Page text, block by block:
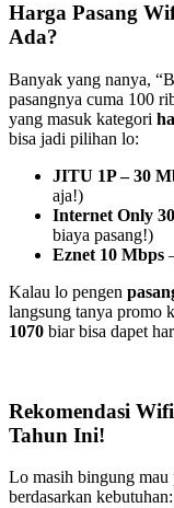
Harga Pasang
Ada?
Banyak yang nanya,
pasangnya cuma 100
yang masuk kategori
bisa jadi pilihan lo:
JITU 1P – 30
aja!)
Internet Only
biaya pasang!)
Eznet 10 Mbps
Kalau lo pengen
langsung tanya promo
1070 biar bisa dapet
Rekomendasi
Tahun Ini!
Lo masih bingung
berdasarkan kebutuhan: